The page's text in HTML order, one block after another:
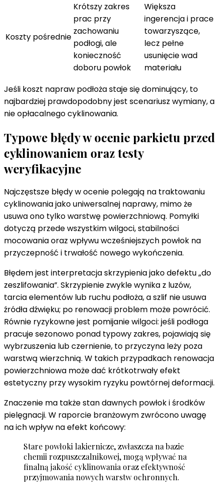
Koszty pośrednie
Krótszy zakres
prac przy
zachowaniu
podłogi, ale
konieczność
doboru powłok
Większa
ingerencja i prace
towarzyszące,
lecz pełne
usunięcie wad
materiału
Jeśli koszt napraw podłoża staje się dominujący, to
najbardziej prawdopodobny jest scenariusz wymiany, a
nie opłacalnego cyklinowania.
Typowe błędy w ocenie parkietu przed
cyklinowaniem oraz testy
weryfikacyjne
Najczęstsze błędy w ocenie polegają na traktowaniu
cyklinowania jako uniwersalnej naprawy, mimo że
usuwa ono tylko warstwę powierzchniową. Pomyłki
dotyczą przede wszystkim wilgoci, stabilności
mocowania oraz wpływu wcześniejszych powłok na
przyczepność i trwałość nowego wykończenia.
Błędem jest interpretacja skrzypienia jako defektu „do
zeszlifowania”. Skrzypienie zwykle wynika z luzów,
tarcia elementów lub ruchu podłoża, a szlif nie usuwa
źródła dźwięku; po renowacji problem może powrócić.
Równie ryzykowne jest pomijanie wilgoci: jeśli podłoga
pracuje sezonowo ponad typowy zakres, pojawiają się
wybrzuszenia lub czernienie, to przyczyna leży poza
warstwą wierzchnią. W takich przypadkach renowacja
powierzchniowa może dać krótkotrwały efekt
estetyczny przy wysokim ryzyku powtórnej deformacji.
Znaczenie ma także stan dawnych powłok i środków
pielęgnacji. W raporcie branżowym zwrócono uwagę
na ich wpływ na efekt końcowy:
Stare powłoki lakiernicze, zwłaszcza na bazie
chemii rozpuszczalnikowej, mogą wpływać na
finalną jakość cyklinowania oraz efektywność
przyjmowania nowych warstw ochronnych.